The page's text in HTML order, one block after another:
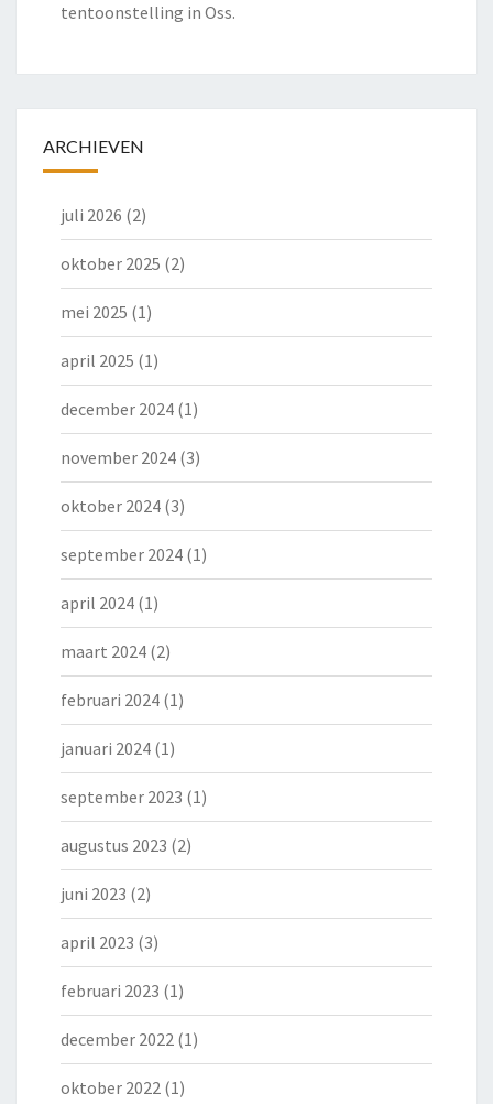
tentoonstelling in Oss.
ARCHIEVEN
juli 2026 (2)
oktober 2025 (2)
mei 2025 (1)
april 2025 (1)
december 2024 (1)
november 2024 (3)
oktober 2024 (3)
september 2024 (1)
april 2024 (1)
maart 2024 (2)
februari 2024 (1)
januari 2024 (1)
september 2023 (1)
augustus 2023 (2)
juni 2023 (2)
april 2023 (3)
februari 2023 (1)
december 2022 (1)
oktober 2022 (1)